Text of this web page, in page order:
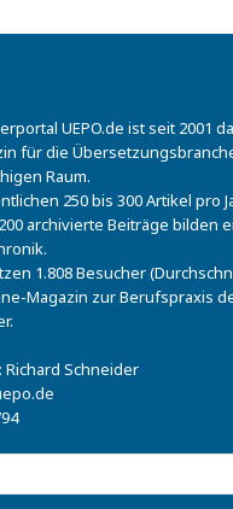
UEPO.de ist seit 2001
für die
Raum.
250 bis 300 Artikel pro
archivierte Beiträge bilden
1.808 Besucher
Magazin zur Berufspraxis
Schneider